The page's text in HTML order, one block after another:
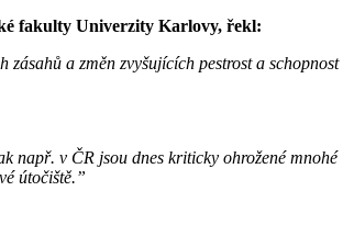
fakulty Univerzity Karlovy, řekl:
a změn zvyšujících pestrost a schopnost
např. v ČR jsou dnes kriticky ohrožené mnohé
útočiště.”